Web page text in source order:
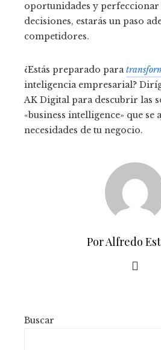
oportunidades y perfeccionar
decisiones, estarás un paso
competidores.
¿Estás preparado para
inteligencia empresarial?
AK Digital para descubrir las
«business intelligence» que se
necesidades de tu negocio.
Por Alfredo
Buscar